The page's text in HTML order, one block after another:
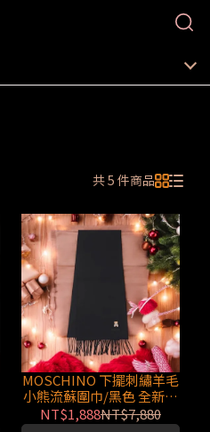
共 5 件商品
MOSCHINO 下擺刺繡羊毛
小熊流蘇圍巾/黑色 全新商
品
NT$1,888NT$7,880